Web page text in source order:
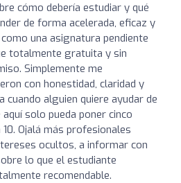
cómo debería estudiar y qué
de forma acelerada, eficaz y
una asignatura pendiente
totalmente gratuita y sin
Simplemente me
con honestidad, claridad y
cuando alguien quiere ayudar de
solo pueda poner cinco
Ojalá más profesionales
ocultos, a informar con
lo que el estudiante
recomendable.